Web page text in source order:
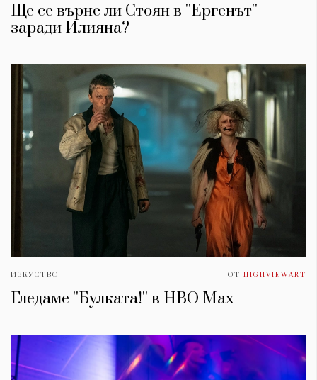
Ще се върне ли Стоян в ''Ергенът''
заради Илияна?
ИЗКУСТВО ОТ HIGHVIEWART
Гледаме ''Булката!'' в HBO Max